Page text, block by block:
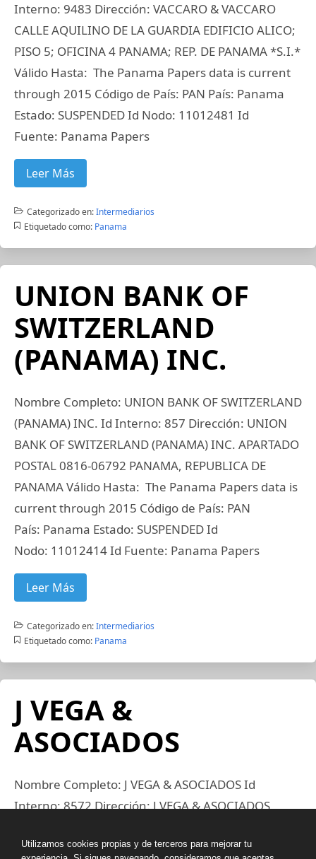
Interno: 9483 Dirección: VACCARO & VACCARO
CALLE AQUILINO DE LA GUARDIA EDIFICIO ALICO;
PISO 5; OFICINA 4 PANAMA; REP. DE PANAMA *S.I.*
Válido Hasta: The Panama Papers data is current
through 2015 Código de País: PAN País: Panama
Estado: SUSPENDED Id Nodo: 11012481 Id
Fuente: Panama Papers
Leer Más
Categorizado en:Intermediarios
Etiquetado como: Panama
UNION BANK OF
SWITZERLAND
(PANAMA) INC.
Nombre Completo: UNION BANK OF SWITZERLAND
(PANAMA) INC. Id Interno: 857 Dirección: UNION
BANK OF SWITZERLAND (PANAMA) INC. APARTADO
POSTAL 0816-06792 PANAMA, REPUBLICA DE
PANAMA Válido Hasta: The Panama Papers data is
current through 2015 Código de País: PAN
País: Panama Estado: SUSPENDED Id
Nodo: 11012414 Id Fuente: Panama Papers
Leer Más
Categorizado en:Intermediarios
Etiquetado como: Panama
J VEGA &
ASOCIADOS
Nombre Completo: J VEGA & ASOCIADOS Id
Interno: 8572 Dirección: J VEGA & ASOCIADOS
LEWIS Y CALLE 53 OBARRIO; PANAMA PANAMA;
Utilizamos cookies propias y de terceros para mejorar tu